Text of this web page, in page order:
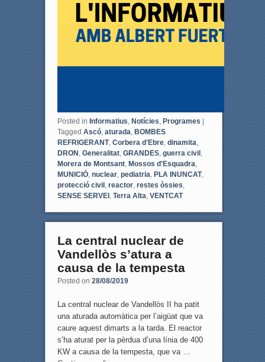
Posted in Informatius Notícies Programes |
Tagged Ascó, aturada BOMBES
REFRIGERANT, Corbera d'Ebre, dinamita
DRON Generalitat, GRANDES, guerra civil,
Morera de Montsant, Mossos d'Esquadra
MUNICIÓ, nuclear, pediatria PLA INUNCAT,
protecció civil, reactor, restes òssies
SENSE SERVEI, Terra Alta VENTCAT
La central nuclear de
Vandellòs s’atura a
causa de la tempesta
Posted on 28/08/2019
La central nuclear de Vandellòs II ha patit
una aturada automàtica per l’aigüat que va
caure aquest dimarts a la tarda. El reactor
s’ha aturat per la pèrdua d’una línia de 400
KW a causa de la tempesta, que va …